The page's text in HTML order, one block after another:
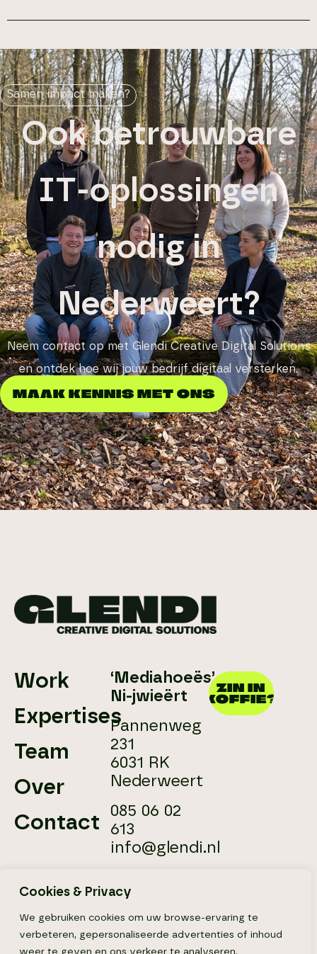
Cookies & Privacy
We gebruiken cookies om uw browse-ervaring te
verbeteren, gepersonaliseerde advertenties of inhoud
weer te geven en ons verkeer te analyseren.
Samen impact maken?
Ook betrouwbare
IT-oplossingen
nodig in
Nederweert?
Neem contact op met Glendi Creative Digital Solutions
en ontdek hoe wij jouw bedrijf digitaal versterken.
MAAK KENNIS MET ONS
Work
Expertises
Team
Over
Contact
‘Mediahoeës’
Ni-jwieërt
Pannenweg
231
6031 RK
Nederweert
085 06 02
613
info@glendi.nl
ZIN IN
KOFFIE?
Privacyverklaring